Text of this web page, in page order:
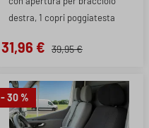
destra, 1 copri poggiatesta
31,96 € 39,95 €
- 30 %